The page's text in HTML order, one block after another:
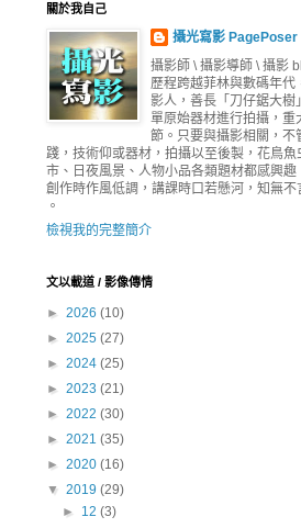
關於我自己
攝光寫影 PagePoser
攝影師 \ 攝影導師 \ 攝影
歷程跨越菲林與數碼年代
影人，善長「刀仔鋸大樹
單原始器材進行拍攝，重
節。只要與攝影相關，不
踐，技術仰或器材，拍攝以至後製，花鳥魚
市、日夜風景、人物小品各類題材都感興趣
創作時作風低調，講課時口若懸河，知無不
。
檢視我的完整簡介
文以載道 / 影像傳情
► 2026 (10)
► 2025 (27)
► 2024 (25)
► 2023 (21)
► 2022 (30)
► 2021 (35)
► 2020 (16)
▼ 2019 (29)
► 12(3)